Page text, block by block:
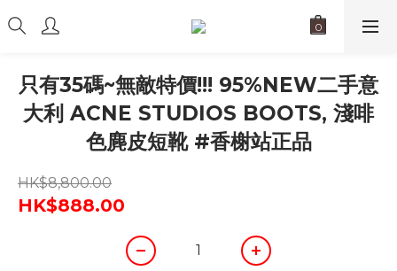
只有35碼~無敵特價!!! 95%NEW二手意
大利 ACNE STUDIOS BOOTS, 淺啡
色麂皮短靴 #香榭站正品
HK$8,800.00
HK$888.00